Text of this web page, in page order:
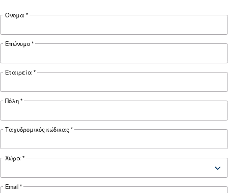
εφαρμογή σας;